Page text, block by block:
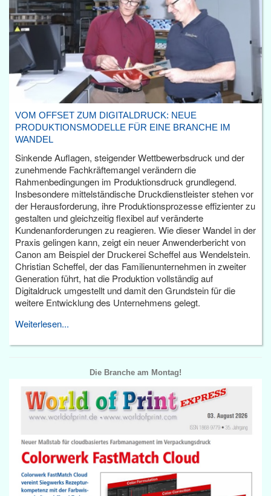
VOM OFFSET ZUM DIGITALDRUCK: NEUE
PRODUKTIONSMODELLE FÜR EINE BRANCHE IM
WANDEL
Sinkende Auflagen, steigender Wettbewerbsdruck und der
zunehmende Fachkräftemangel verändern die
Rahmenbedingungen im Produktionsdruck grundlegend.
Insbesondere mittelständische Druckdienstleister stehen vor
der Herausforderung, ihre Produktionsprozesse effizienter zu
gestalten und gleichzeitig flexibel auf veränderte
Kundenanforderungen zu reagieren. Wie dieser Wandel in der
Praxis gelingen kann, zeigt ein neuer Anwenderbericht von
Canon am Beispiel der Druckerei Scheffel aus Wendelstein.
Christian Scheffel, der das Familienunternehmen in zweiter
Generation führt, hat die Produktion vollständig auf
Digitaldruck umgestellt und damit den Grundstein für die
weitere Entwicklung des Unternehmens gelegt.
Weiterlesen...
Die Branche am Montag!